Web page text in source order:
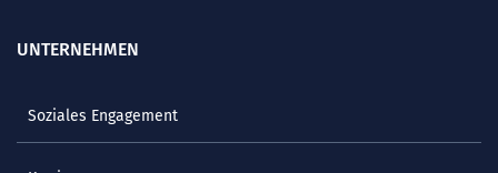
UNTERNEHMEN
Soziales Engagement